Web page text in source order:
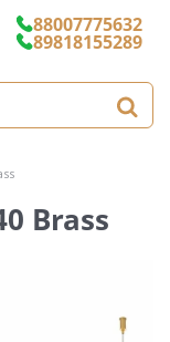
88007775632
89818155289
Brass